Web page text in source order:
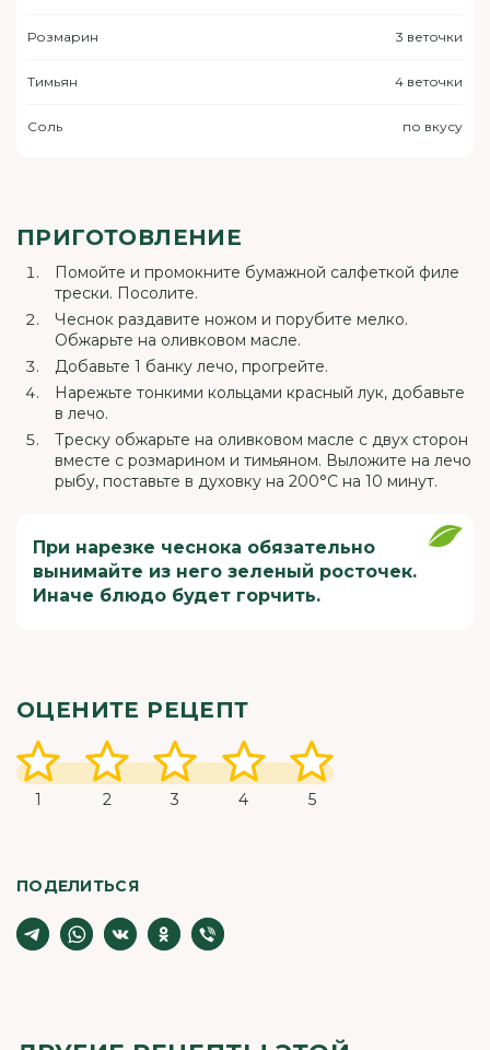
Розмарин 3 веточки
Тимьян 4 веточки
Соль по вкусу
ПРИГОТОВЛЕНИЕ
Помойте и промокните бумажной салфеткой филе
трески. Посолите.
Чеснок раздавите ножом и порубите мелко.
Обжарьте на оливковом масле.
Добавьте 1 банку лечо, прогрейте.
Нарежьте тонкими кольцами красный лук, добавьте
в лечо.
Треску обжарьте на оливковом масле с двух сторон
вместе с розмарином и тимьяном. Выложите на лечо
рыбу, поставьте в духовку на 200°C на 10 минут.
При нарезке чеснока обязательно
вынимайте из него зеленый росточек.
Иначе блюдо будет горчить.
ОЦЕНИТЕ РЕЦЕПТ
1 2 3 4 5
ПОДЕЛИТЬСЯ